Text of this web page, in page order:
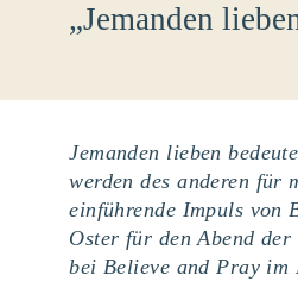
„Jemanden
Jemanden lieben
werden des anderen für
einführende Impuls von
Oster für den Abend
bei Believe and Pray im